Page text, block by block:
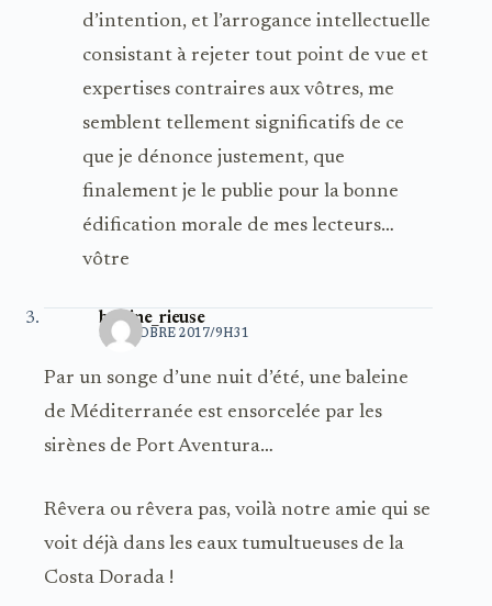
d’intention, et l’arrogance intellectuelle
consistant à rejeter tout point de vue et
expertises contraires aux vôtres, me
semblent tellement significatifs de ce
que je dénonce justement, que
finalement je le publie pour la bonne
édification morale de mes lecteurs…
vôtre
baleine_rieuse
5 OCTOBRE 2017/9H31
Par un songe d’une nuit d’été, une baleine
de Méditerranée est ensorcelée par les
sirènes de Port Aventura…
Rêvera ou rêvera pas, voilà notre amie qui se
voit déjà dans les eaux tumultueuses de la
Costa Dorada !